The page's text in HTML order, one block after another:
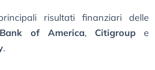
risultati finanziari delle
Bank of America, Citigroupe
.